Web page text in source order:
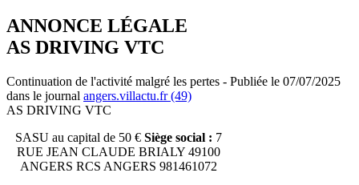
ANNONCE LÉGALE
AS DRIVING VTC
Continuation de l'activité malgré les pertes - Publiée le 07/07/2025
dans le journal angers.villactu.fr (49)
AS DRIVING VTC
SASU au capital de 50 € Siège social : 7
RUE JEAN CLAUDE BRIALY 49100
ANGERS RCS ANGERS 981461072